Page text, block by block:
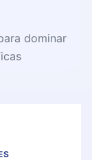
dominar